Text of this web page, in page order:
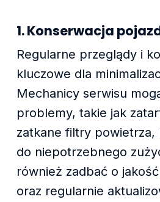
1. Konserwacja
Regularne przeglądy i
kluczowe dla
Mechanicy serwisu
problemy, takie jak
zatkane filtry powietrza,
do niepotrzebnego
również zadbać o
oraz regularnie